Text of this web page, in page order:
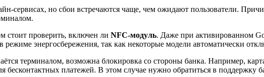
сервисах, но сбои встречаются чаще, чем ожидают пользователи.
стоит проверить, включен ли NFC-модуль. Даже при активированном
энергосбережения, так как некоторые модели автоматически
терминалом, возможна блокировка со стороны банка. Например,
бесконтактных платежей. В этом случае нужно обратиться в поддержку